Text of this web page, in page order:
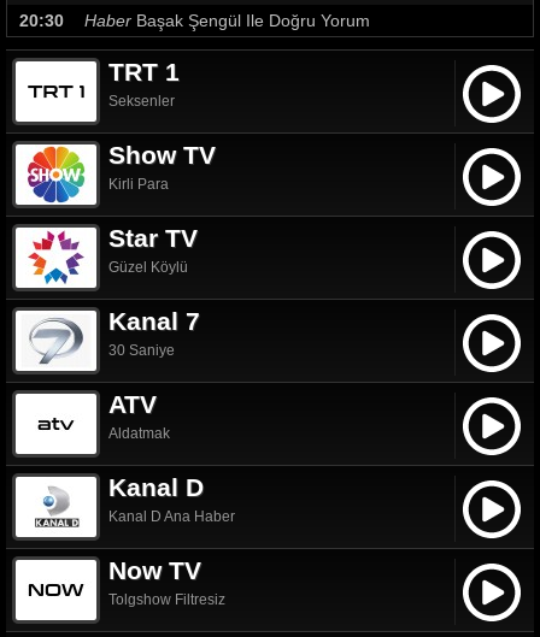
20:30
Haber Başak Şengül Ile Doğru Yorum
TRT 1
Seksenler
Show TV
Kirli Para
Star TV
Güzel Köylü
Kanal 7
30 Saniye
ATV
Aldatmak
Kanal D
Kanal D Ana Haber
Now TV
Tolgshow Filtresiz